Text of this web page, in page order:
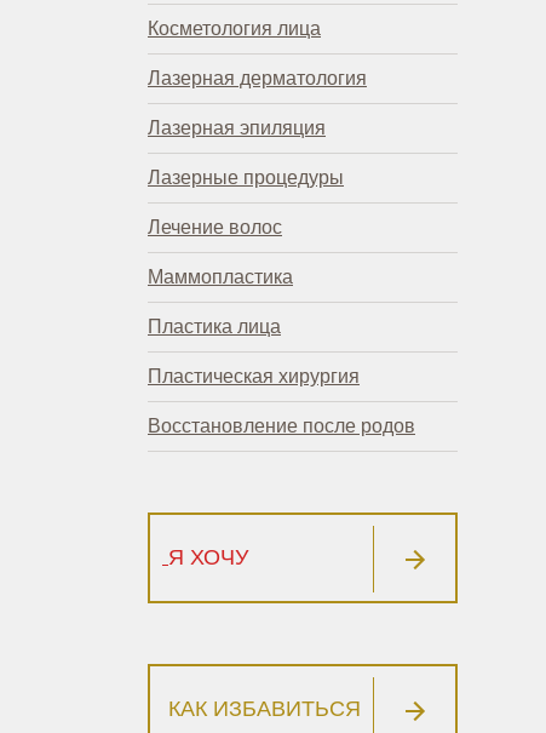
Косметология лица
Лазерная дерматология
Лазерная эпиляция
Лазерные процедуры
Лечение волос
Маммопластика
Пластика лица
Пластическая хирургия
Восстановление после родов
Я ХОЧУ
КАК ИЗБАВИТЬСЯ